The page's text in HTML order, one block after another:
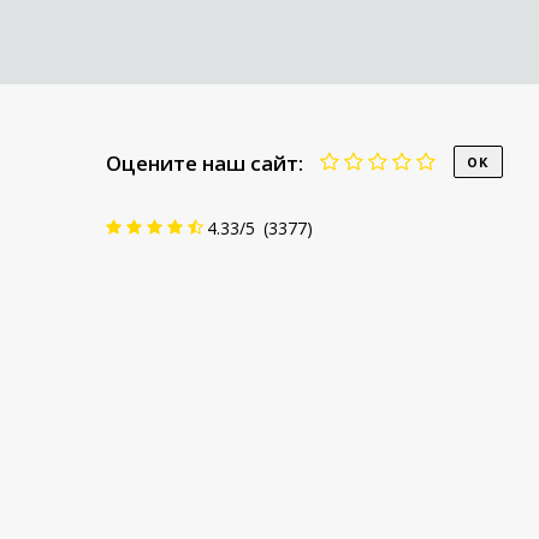
Оцените наш сайт:
4.33/5 (3377)